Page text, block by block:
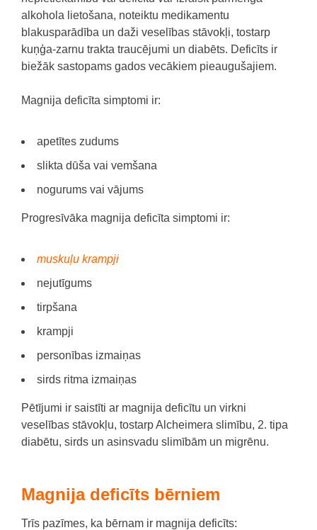
alkohola lietošana, noteiktu medikamentu
blakusparādība un daži veselības stāvokļi, tostarp
kuņģa-zarnu trakta traucējumi un diabēts. Deficīts ir
biežāk sastopams gados vecākiem pieaugušajiem.
Magnija deficīta simptomi ir:
apetītes zudums
slikta dūša vai vemšana
nogurums vai vājums
Progresīvāka magnija deficīta simptomi ir:
muskuļu krampji
nejutīgums
tirpšana
krampji
personības izmaiņas
sirds ritma izmaiņas
Pētījumi ir saistīti ar magnija deficītu un virkni
veselības stāvokļu, tostarp Alcheimera slimību, 2. tipa
diabētu, sirds un asinsvadu slimībām un migrēnu.
Magnija deficīts bērniem
Trīs pazīmes, ka bērnam ir magnija deficīts: